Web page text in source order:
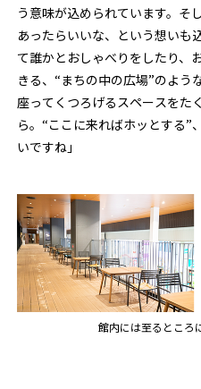
う意味が込められています。そ
あったらいいな、という想いも
て誰かとおしゃべりをしたり、
きる、“まちの中の広場”のよう
座ってくつろげるスペースをた
ら。“ここに来ればホッとする”
いですね」
館内には至るところ